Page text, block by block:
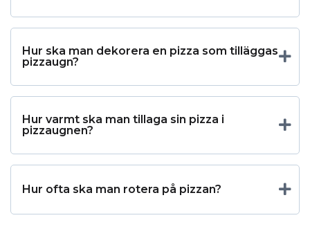
Hur ska man dekorera en pizza som tilläggas
pizzaugn?
Hur varmt ska man tillaga sin pizza i
pizzaugnen?
Hur ofta ska man rotera på pizzan?